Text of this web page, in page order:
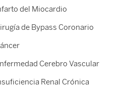
del Miocardio
de Bypass Coronario
Cerebro Vascular
Renal Crónica